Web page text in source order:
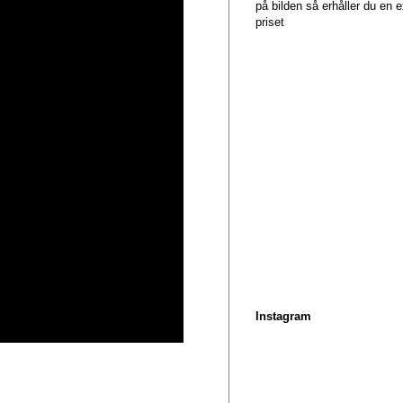
på bilden så erhåller du en
priset
Instagram